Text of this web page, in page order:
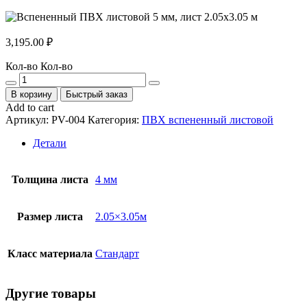
3,195.00 ₽
Кол-во Кол-во
В корзину Быстрый заказ
Add to cart
Артикул: PV-004 Категория: ПВХ вспененный листовой
Детали
Толщина листа 4 мм
Размер листа 2.05×3.05м
Класс материала Стандарт
Другие товары